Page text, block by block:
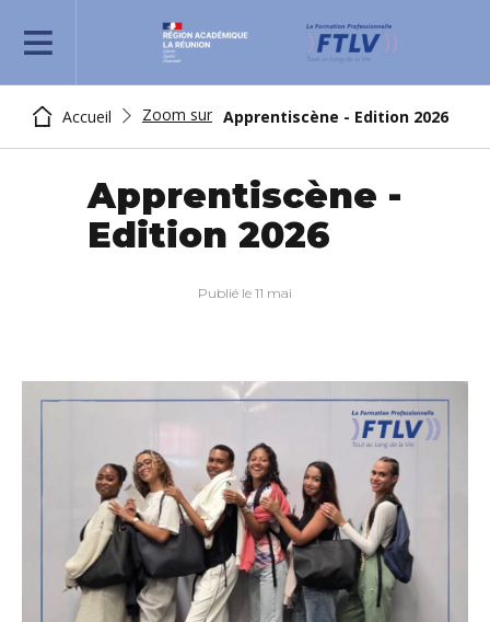
REJOIGNEZ-NOUS
Accueil Zoom sur Apprentiscène - Edition 2026
Apprentiscène -
Edition 2026
Publié le 11 mai